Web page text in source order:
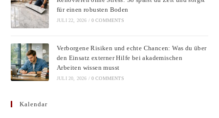
für einen robusten Boden
JULI 22, 2026 / 0 COMMENTS
Verborgene Risiken und echte Chancen: Was du über
den Einsatz externer Hilfe bei akademischen
Arbeiten wissen musst
JULI 20, 2026 / 0 COMMENTS
Kalendar